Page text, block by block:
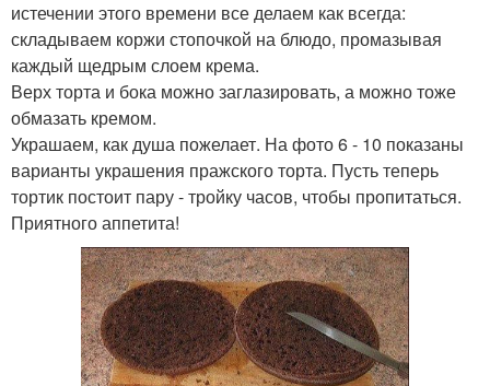
истечении этого времени все делаем как всегда:
складываем коржи стопочкой на блюдо, промазывая
каждый щедрым слоем крема.
Верх торта и бока можно заглазировать, а можно тоже
обмазать кремом.
Украшаем, как душа пожелает. На фото 6 - 10 показаны
варианты украшения пражского торта. Пусть теперь
тортик постоит пару - тройку часов, чтобы пропитаться.
Приятного аппетита!